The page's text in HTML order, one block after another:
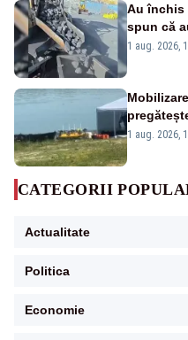
Au închis
spun că
pasează
1 aug. 2026,
către
1 aug. 2026,
CATEGORII
Actualitate
Politica
Economie